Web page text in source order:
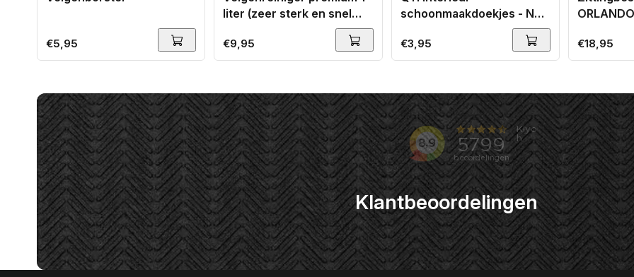
Normale
prijs
€5,95
liter (zeer sterk en snel
Normale
prijs
€9,95
schoonmaakdoekjes - New
Normale
prijs
€3,95
voorstoel
- Zwart
Normale
prijs
€18,95
Klantbeoordelingen